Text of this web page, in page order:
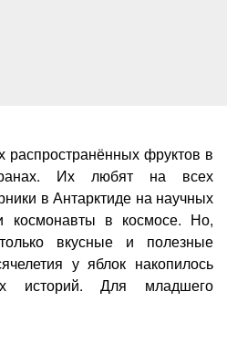
фруктов в
Их любят на всех
в Антарктиде на научных
космонавты в космосе. Но,
вкусные и полезные
у яблок накопилось
историй. Для младшего